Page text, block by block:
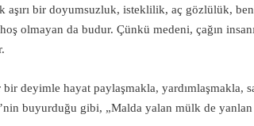
konumu
aşırı bir doyumsuzluk, isteklilik, aç gözlülük,
olmayan da budur. Çünkü medeni, çağın
deyimle hayat paylaşmakla, yardımlaşmakla,
buyurduğu gibi, „Malda yalan mülk de yanlan